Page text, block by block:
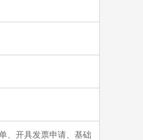
、开具发票申请、基础